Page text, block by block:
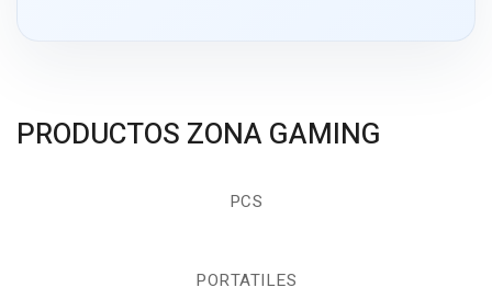
PRODUCTOS ZONA GAMING
PCS
PORTATILES